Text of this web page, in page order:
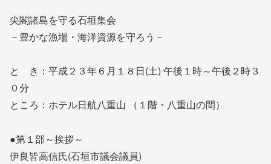
尖閣諸島を守る石垣集会
－豊かな漁場・海洋資源を守ろう－
と き：平成２３年６月１８日(土) 午後１時～午後２時３
０分
ところ：ホテル日航八重山 （１階・八重山の間）
●第１部～挨拶～
伊良皆高信氏(石垣市議会議員)